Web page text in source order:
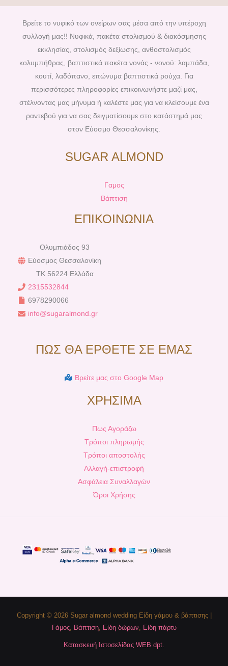
e
b
o
o
k
t
e
r
e
s
t
t
a
g
r
a
m
t
u
b
Βρείτε το νυφικό των ονείρων σας μέσα από την υπέροχη
συλλογή μας!! Νυφικά, πακέτα στολισμού & διακόσμησης
εκκλησίας, στολισμός δεξίωσης, ανθοστολισμός
κολυμπήθρας, βαπτιστικά πακέτα νονάς - νονού: λαμπάδα,
κουτί, λαδόπανο, επώνυμα βαπτιστικά ρούχα. Για
περισσότερες πληροφορίες επικοινωνήστε μαζί μας,
στέλνοντας μας μήνυμα ή καλέστε μας για να κλείσουμε ένα
ραντεβού για να σας δειγματίσουμε στο κατάστημά μας
στον Εύοσμο Θεσσαλονίκης.
SUGAR ALMOND
Γαμος
Βάπτιση
ΕΠΙΚΟΙΝΩΝΙΑ
Ολυμπιάδος 93
Εύοσμος Θεσσαλονίκη
TK 56224 Ελλάδα
2315532844
6978290066
info@sugaralmond.gr
ΠΩΣ ΘΑ ΕΡΘΕΤΕ ΣΕ ΕΜΑΣ
Βρείτε μας στο Google Map
ΧΡΗΣΙΜΑ
Πως Αγοράζω
Τρόποι πληρωμής
Τρόποι αποστολής
Αλλαγή-επιστροφή
Ασφάλεια Συναλλαγών
Όροι Χρήσης
Copyright © 2026 Sugar almond wedding Είδη γάμου & βάπτισης |
Γάμος, Βάπτιση, Είδη δώρων, Είδη πάρτυ
Κατασκευή Ιστοσελίδας WEB dpt.